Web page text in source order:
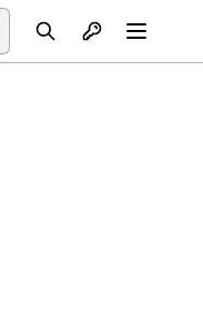
Otvori profil